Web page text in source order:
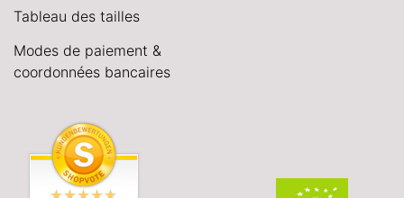
Tableau des tailles
Modes de paiement &
coordonnées bancaires